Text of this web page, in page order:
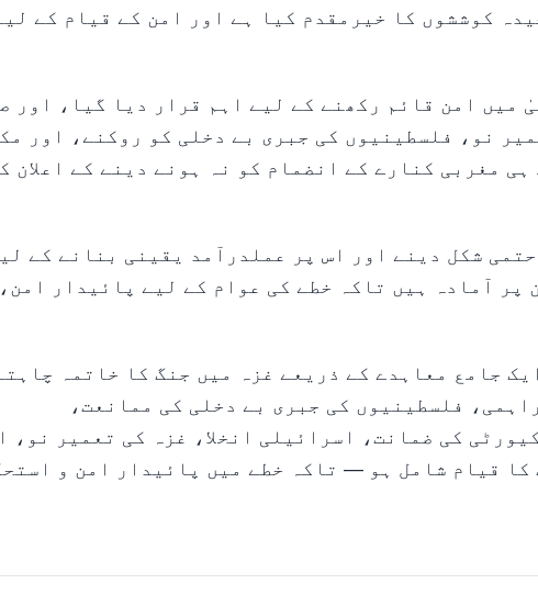
کوششوں کا خیرمقدم کیا ہے اور امن کے قیام کے
میں امن قائم رکھنے کے لیے اہم قرار دیا گیا، اور
نو، فلسطینیوں کی جبری بے دخلی کو روکنے، اور
مغربی کنارے کے انضمام کو نہ ہونے دینے کے اعلان
شکل دینے اور اس پر عملدرآمد یقینی بنانے کے
پر آمادہ ہیں تاکہ خطے کی عوام کے لیے پائیدار امن،
جامع معاہدے کے ذریعے غزہ میں جنگ کا خاتمہ
فلسطینیوں کی جبری بے دخلی کی ممانعت،
کی ضمانت، اسرائیلی انخلا، غزہ کی تعمیر نو،
قیام شامل ہو — تاکہ خطے میں پائیدار امن و